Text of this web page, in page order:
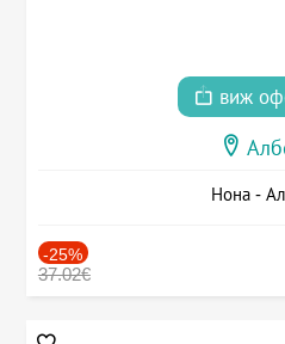
виж
Нона -
-25%
37.02€